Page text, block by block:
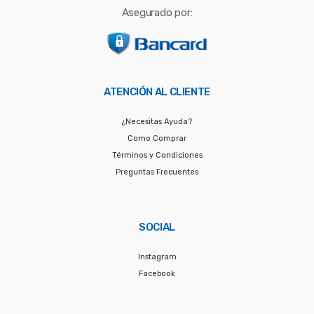
Asegurado por:
ATENCIÓN AL CLIENTE
¿Necesitas Ayuda?
Como Comprar
Términos y Condiciones
Preguntas Frecuentes
SOCIAL
Instagram
Facebook